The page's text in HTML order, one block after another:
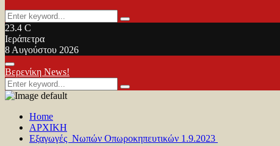
Search
for:
Search
23.4 C
Ιεράπετρα
8 Αυγούστου 2026
Facebook
Twitter
Youtube
Primary
Menu
Βερενίκη News!
Search
for:
Search
Home
ΑΡΧΙΚΗ
Εξαγωγές Νωπών Οπωροκηπευτικών 1.9.2023